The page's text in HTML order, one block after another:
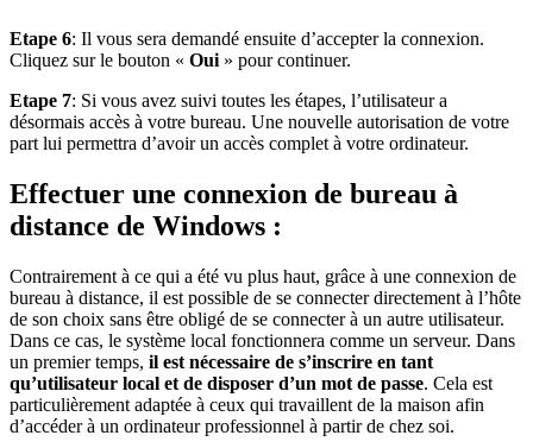
Etape 6: Il vous sera demandé ensuite d’accepter la connexion.
Cliquez sur le bouton « Oui » pour continuer.
Etape 7: Si vous avez suivi toutes les étapes, l’utilisateur a
désormais accès à votre bureau. Une nouvelle autorisation de votre
part lui permettra d’avoir un accès complet à votre ordinateur.
Effectuer une connexion de bureau à
distance de Windows :
Contrairement à ce qui a été vu plus haut, grâce à une connexion de
bureau à distance, il est possible de se connecter directement à l’hôte
de son choix sans être obligé de se connecter à un autre utilisateur.
Dans ce cas, le système local fonctionnera comme un serveur. Dans
un premier temps, il est nécessaire de s’inscrire en tant
qu’utilisateur local et de disposer d’un mot de passe. Cela est
particulièrement adaptée à ceux qui travaillent de la maison afin
d’accéder à un ordinateur professionnel à partir de chez soi.